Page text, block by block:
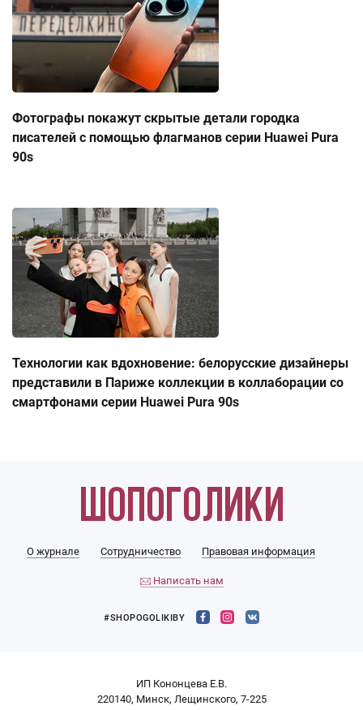
Фотографы покажут скрытые детали городка
писателей с помощью флагманов серии Huawei Pura
90s
Технологии как вдохновение: белорусские дизайнеры
представили в Париже коллекции в коллаборации со
смартфонами серии Huawei Pura 90s
О журнале Сотрудничество Правовая информация
Написать нам
#SHOPOGOLIKIBY
ИП Кононцева Е.В.
220140, Минск, Лещинского, 7-225